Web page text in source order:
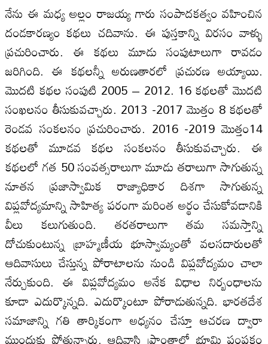
నేను ఈ మధ్య అల్లం రాజయ్య గారు సంపాదకత్వం వహించిన
దండకారణ్యం కథలు చదివాను. ఈ పుస్తకాన్ని విరసం వాళ్ళు
ప్రచురించారు. ఈ కథలు మూడు సంపుటాలుగా రావడం
జరిగింది. ఈ కథలన్నీ అరుణతారలో ప్రచురణ అయ్యాయి.
మొదటి కథల సంపుటి 2005 – 2012. 16 కథలతో మొదటి
సంఖలనం తీసుకువచ్చారు. 2013 -2017 మొత్తం 8 కథలతో
రెండవ సంకలనం ప్రచురించారు. 2016 -2019 మొత్తం14
కథలతో మూడవ కథల సంకలనం తీసుకువచ్చారు. ఈ
కథలలో గత 50 సంవత్సరాలుగా మూడు తరాలుగా సాగుతున్న
నూతన ప్రజాస్వామిక రాజ్యాధికార దిశగా సాగుతున్న
విప్లవోద్యమాన్ని సాహిత్య పరంగా మరింత అర్థం చేసుకోవడానికి
వీలు కలుగుతుంది. తరతరాలుగా తమ సమస్తాన్ని
దోచుకుంటున్న బ్రాహ్మణీయ భూస్వామ్యంతో వలసదారులతో
ఆదివాసులు చేస్తున్న పోరాటాలను నుండి విప్లవోద్యమం చాలా
నేర్చుకుంది. ఈ విప్లవోద్యమం అనేక విధాల నిర్బంధాలను
కూడా ఎదుర్కొన్నది. ఎదుర్కొంటూ పోరాడుతున్నది. భారతదేశ
సమాజాన్ని గతి తార్కికంగా అధ్యనం చేస్తూ ఆచరణ ద్వారా
ముందుకు పోతున్నారు. ఆదివాసి ప్రాంతాల్లో భూమి పంపకం